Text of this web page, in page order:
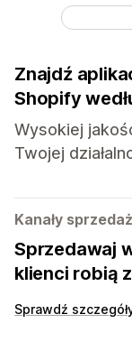
Znajdź
Shopify
Wysokiej
Twojej
Kanały
Sprzedawaj
klienci robią
Sprawdź